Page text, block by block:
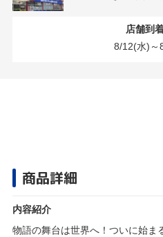
店舗到
8/12(水)～
商品詳細
内容紹介
物語の舞台は世界へ！ついに始ま